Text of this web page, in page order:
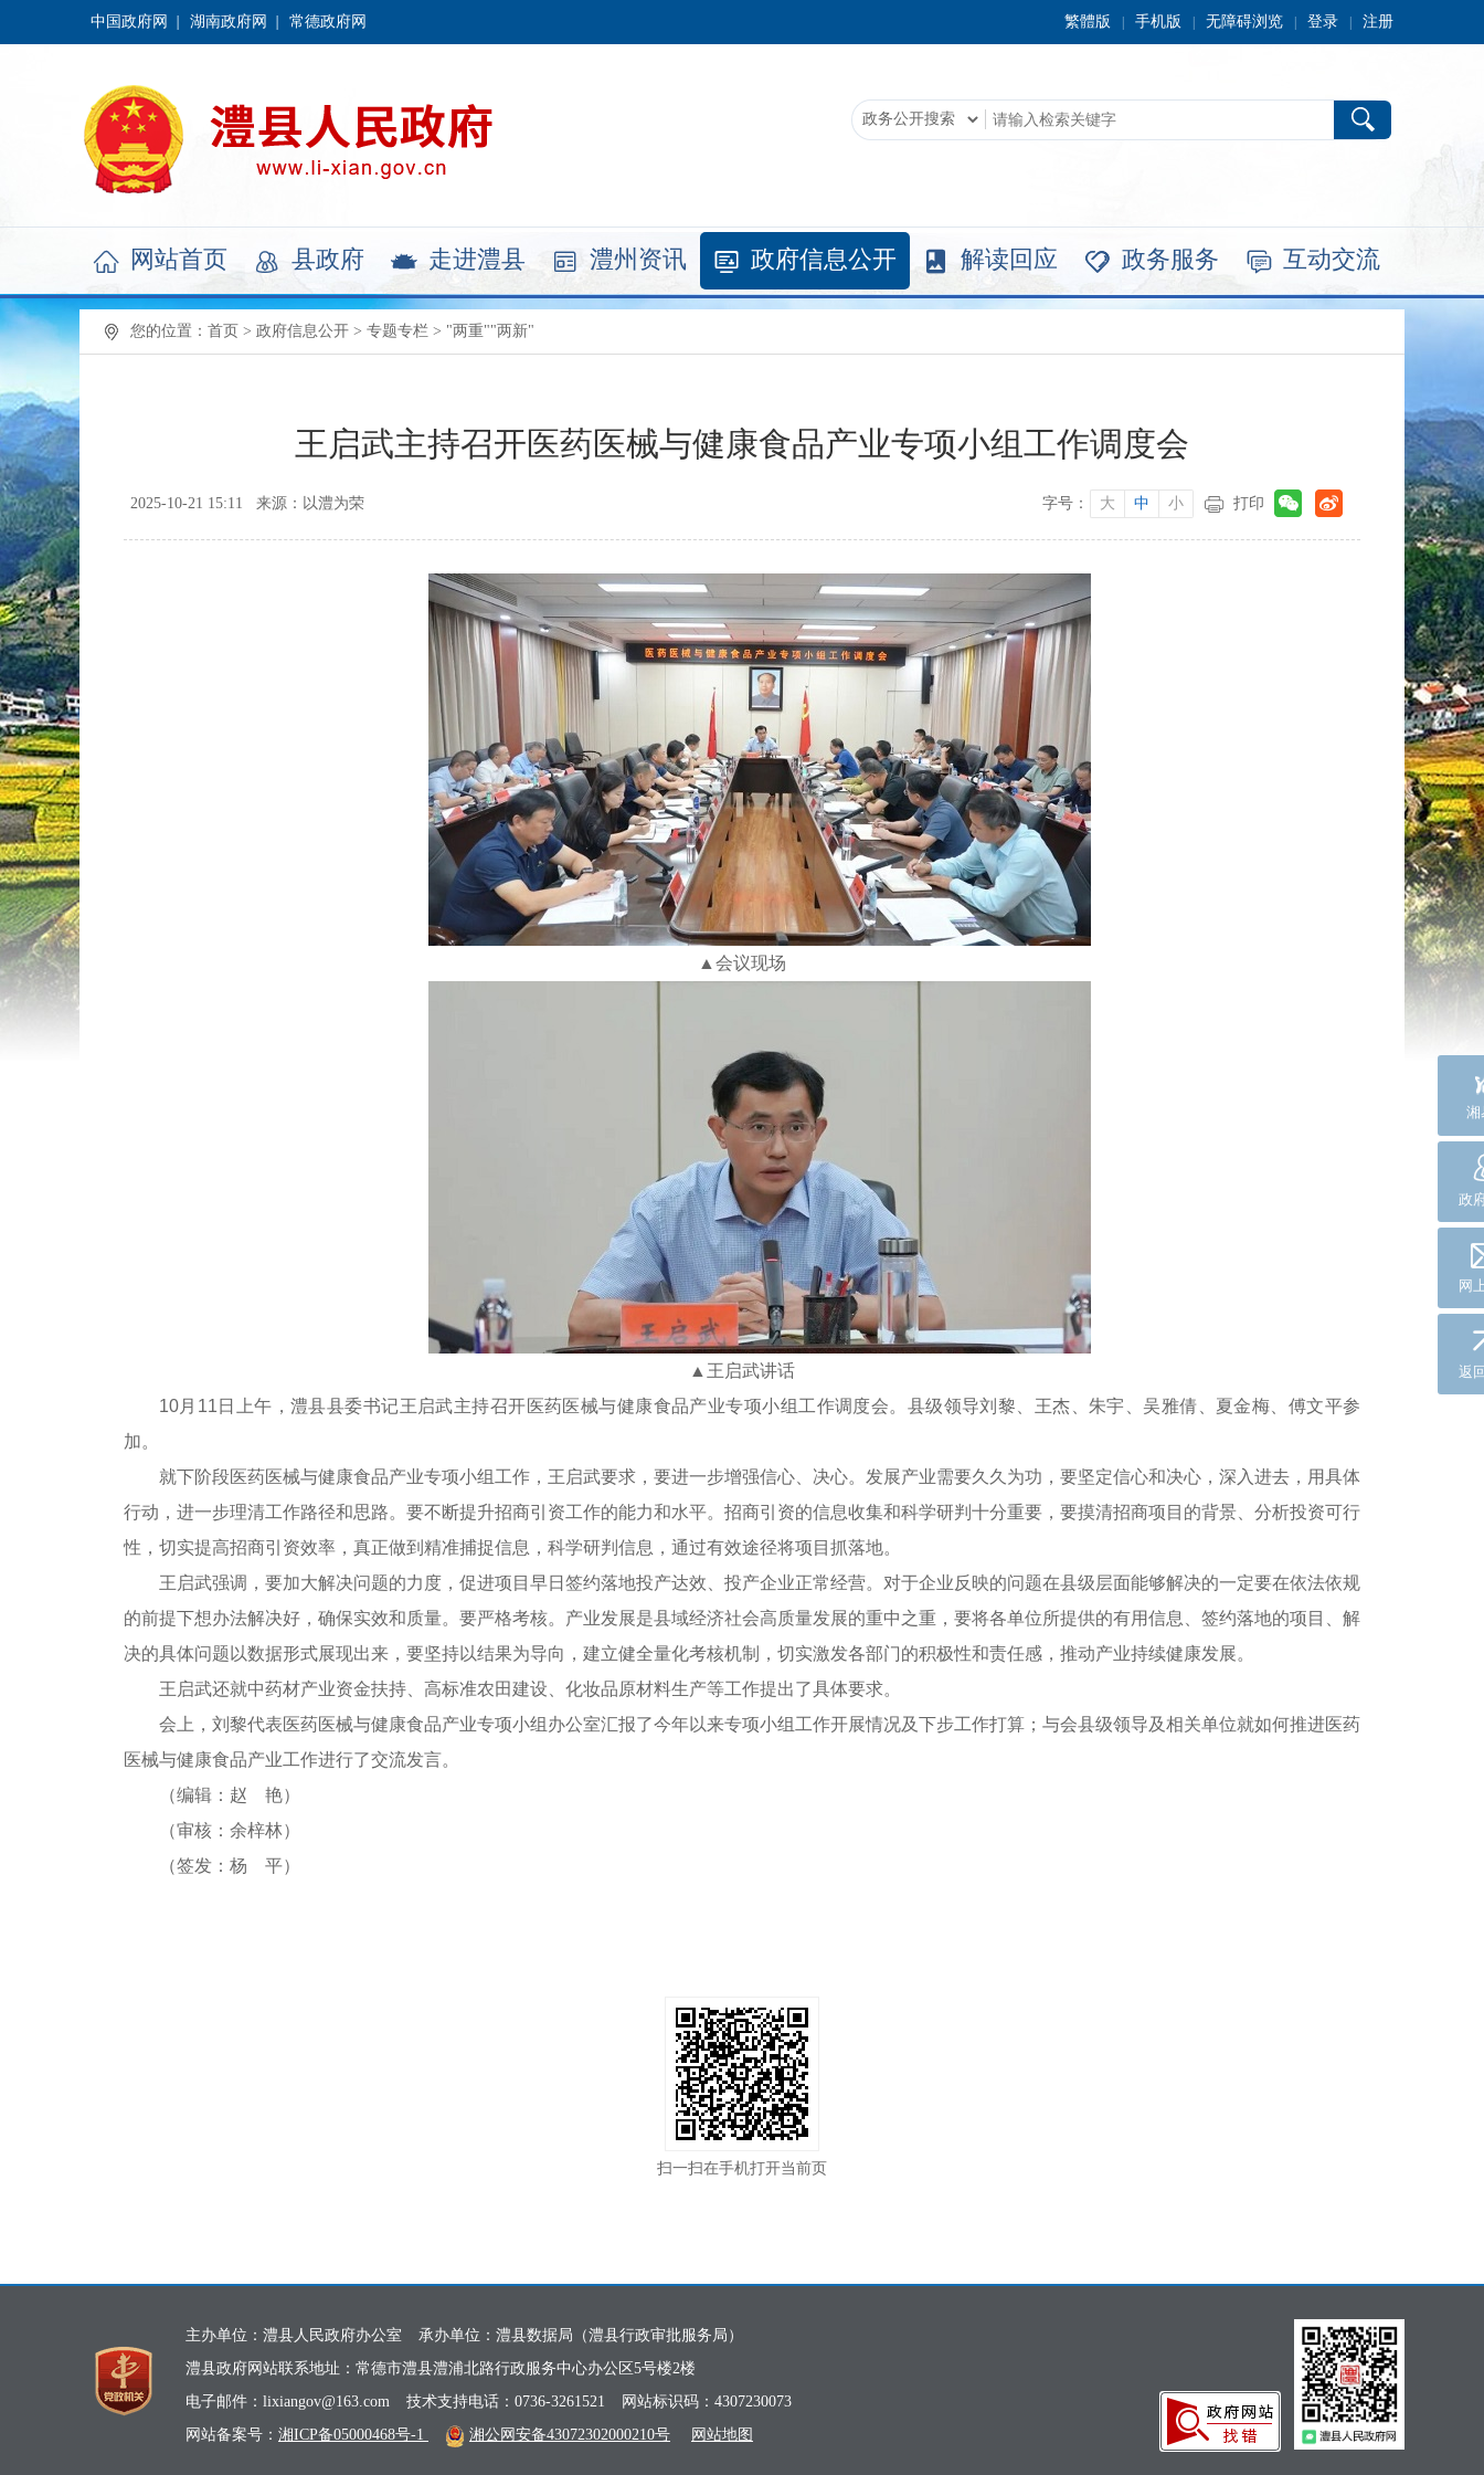
中国政府网 湖南政府网 常德政府网 繁體版 手机版 无障碍浏览 登录 注册
 网站首页  县政府  走进澧县  澧州资讯  政府信息公开  解读回应  政务服务  互动交流
您的位置： 首页 > 政府信息公开 > 专题专栏 > "两重""两新"
王启武主持召开医药医械与健康食品产业专项小组工作调度会
2025-10-21 15:11 来源：以澧为荣 字号： 大 中 小 打印
▲会议现场
▲ 王启武讲话
10月11日上午，澧县县委书记王启武主持召开医药医械与健康食品产业专项小组工作调度会。县级领导刘黎、王杰、朱宇、吴雅倩、夏金梅、傅文平参
加。
就下阶段医药医械与健康食品产业专项小组工作，王启武要求，要进一步增强信心、决心。发展产业需要久久为功，要坚定信心和决心，深入进去，用具体
行动，进一步理清工作路径和思路。要不断提升招商引资工作的能力和水平。招商引资的信息收集和科学研判十分重要，要摸清招商项目的背景、分析投资可行
性，切实提高招商引资效率，真正做到精准捕捉信息，科学研判信息，通过有效途径将项目抓落地。
王启武强调，要加大解决问题的力度，促进项目早日签约落地投产达效、投产企业正常经营。对于企业反映的问题在县级层面能够解决的一定要在依法依规
的前提下想办法解决好，确保实效和质量。要严格考核。产业发展是县域经济社会高质量发展的重中之重，要将各单位所提供的有用信息、签约落地的项目、解
决的具体问题以数据形式展现出来，要坚持以结果为导向，建立健全量化考核机制，切实激发各部门的积极性和责任感，推动产业持续健康发展。
王启武还就中药材产业资金扶持、高标准农田建设、化妆品原材料生产等工作提出了具体要求。
会上，刘黎代表医药医械与健康食品产业专项小组办公室汇报了今年以来专项小组工作开展情况及下步工作打算；与会县级领导及相关单位就如何推进医药
医械与健康食品产业工作进行了交流发言。
（编辑：赵 艳）
（审核：余梓林）
（签发：杨 平）
扫一扫在手机打开当前页
主办单位：澧县人民政府办公室
承办单位：澧县数据局（澧县行政审批服务局）
澧县政府网站联系地址：常德市澧县澧浦北路行政服务中心办公区5号楼2楼
电子邮件：lixiangov@163.com
技术支持电话：0736-3261521
网站标识码：4307230073
网站备案号： 湘ICP备05000468号-1 湘公网安备43072302000210号 网站地图
湘
政
网
返